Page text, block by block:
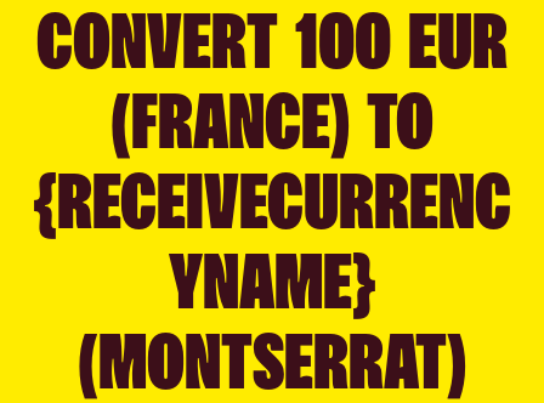
CONVERT 100 EUR
(FRANCE) TO
{RECEIVECURRENC
YNAME}
(MONTSERRAT)